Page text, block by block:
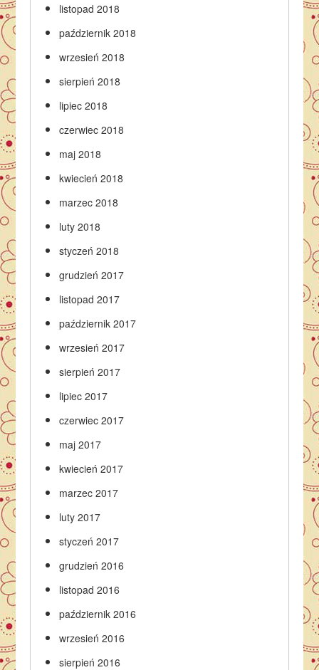
listopad 2018
październik 2018
wrzesień 2018
sierpień 2018
lipiec 2018
czerwiec 2018
maj 2018
kwiecień 2018
marzec 2018
luty 2018
styczeń 2018
grudzień 2017
listopad 2017
październik 2017
wrzesień 2017
sierpień 2017
lipiec 2017
czerwiec 2017
maj 2017
kwiecień 2017
marzec 2017
luty 2017
styczeń 2017
grudzień 2016
listopad 2016
październik 2016
wrzesień 2016
sierpień 2016